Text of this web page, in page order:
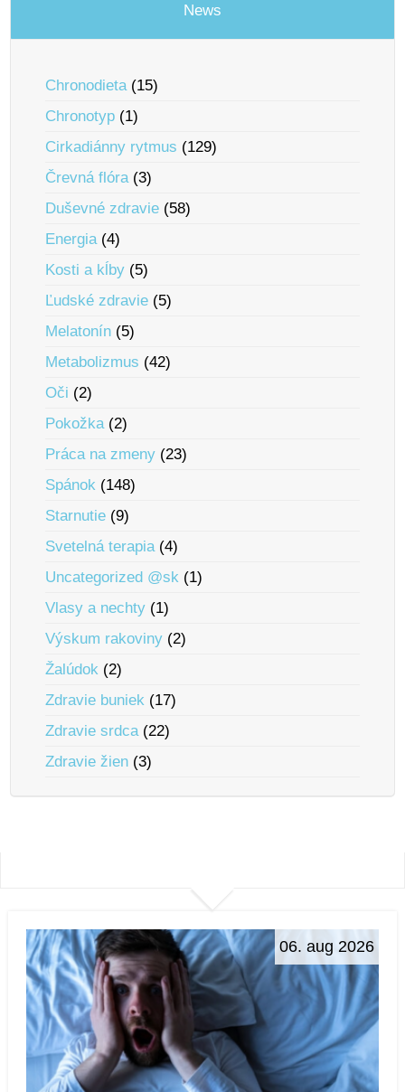
News
Chronodieta(15)
Chronotyp (1)
Cirkadiánny rytmus (129)
Črevná flóra(3)
Duševné zdravie (58)
Energia(4)
Kosti a kĺby (5)
Ľudské zdravie (5)
Melatonín (5)
Metabolizmus (42)
Oči (2)
Pokožka(2)
Práca na zmeny (23)
Spánok (148)
Starnutie (9)
Svetelná terapia(4)
Uncategorized @sk (1)
Vlasy a nechty (1)
Výskum rakoviny (2)
Žalúdok (2)
Zdravie buniek (17)
Zdravie srdca(22)
Zdravie žien (3)
06. aug 2026